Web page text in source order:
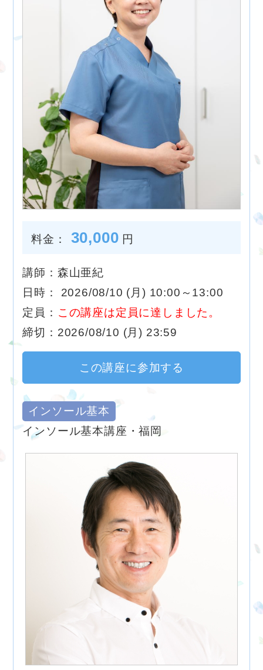
料金： 30,000 円
講師：森山亜紀
日時： 2026/08/10 (月) 10:00～13:00
定員： この講座は定員に達しました。
締切：2026/08/10 (月) 23:59
この講座に参加する
インソール基本
インソール基本講座・福岡